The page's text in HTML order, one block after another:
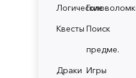
Логические
Квесты Поиск
предме.
Драки Игры